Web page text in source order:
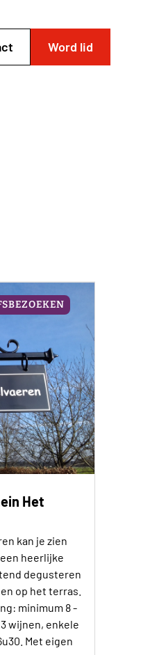
Word lid
Het
kan je zien
heerlijke
degusteren
op het terras.
minimum 8 -
wijnen, enkele
Met eigen